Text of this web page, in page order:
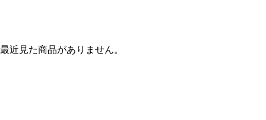
最近見た商品がありません。